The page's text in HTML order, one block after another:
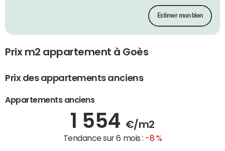
Estimer mon bien
Prix m2 appartement à Goès
Prix des appartements anciens
Appartements anciens
1 554 €/m2
Tendance sur 6 mois : -8 %